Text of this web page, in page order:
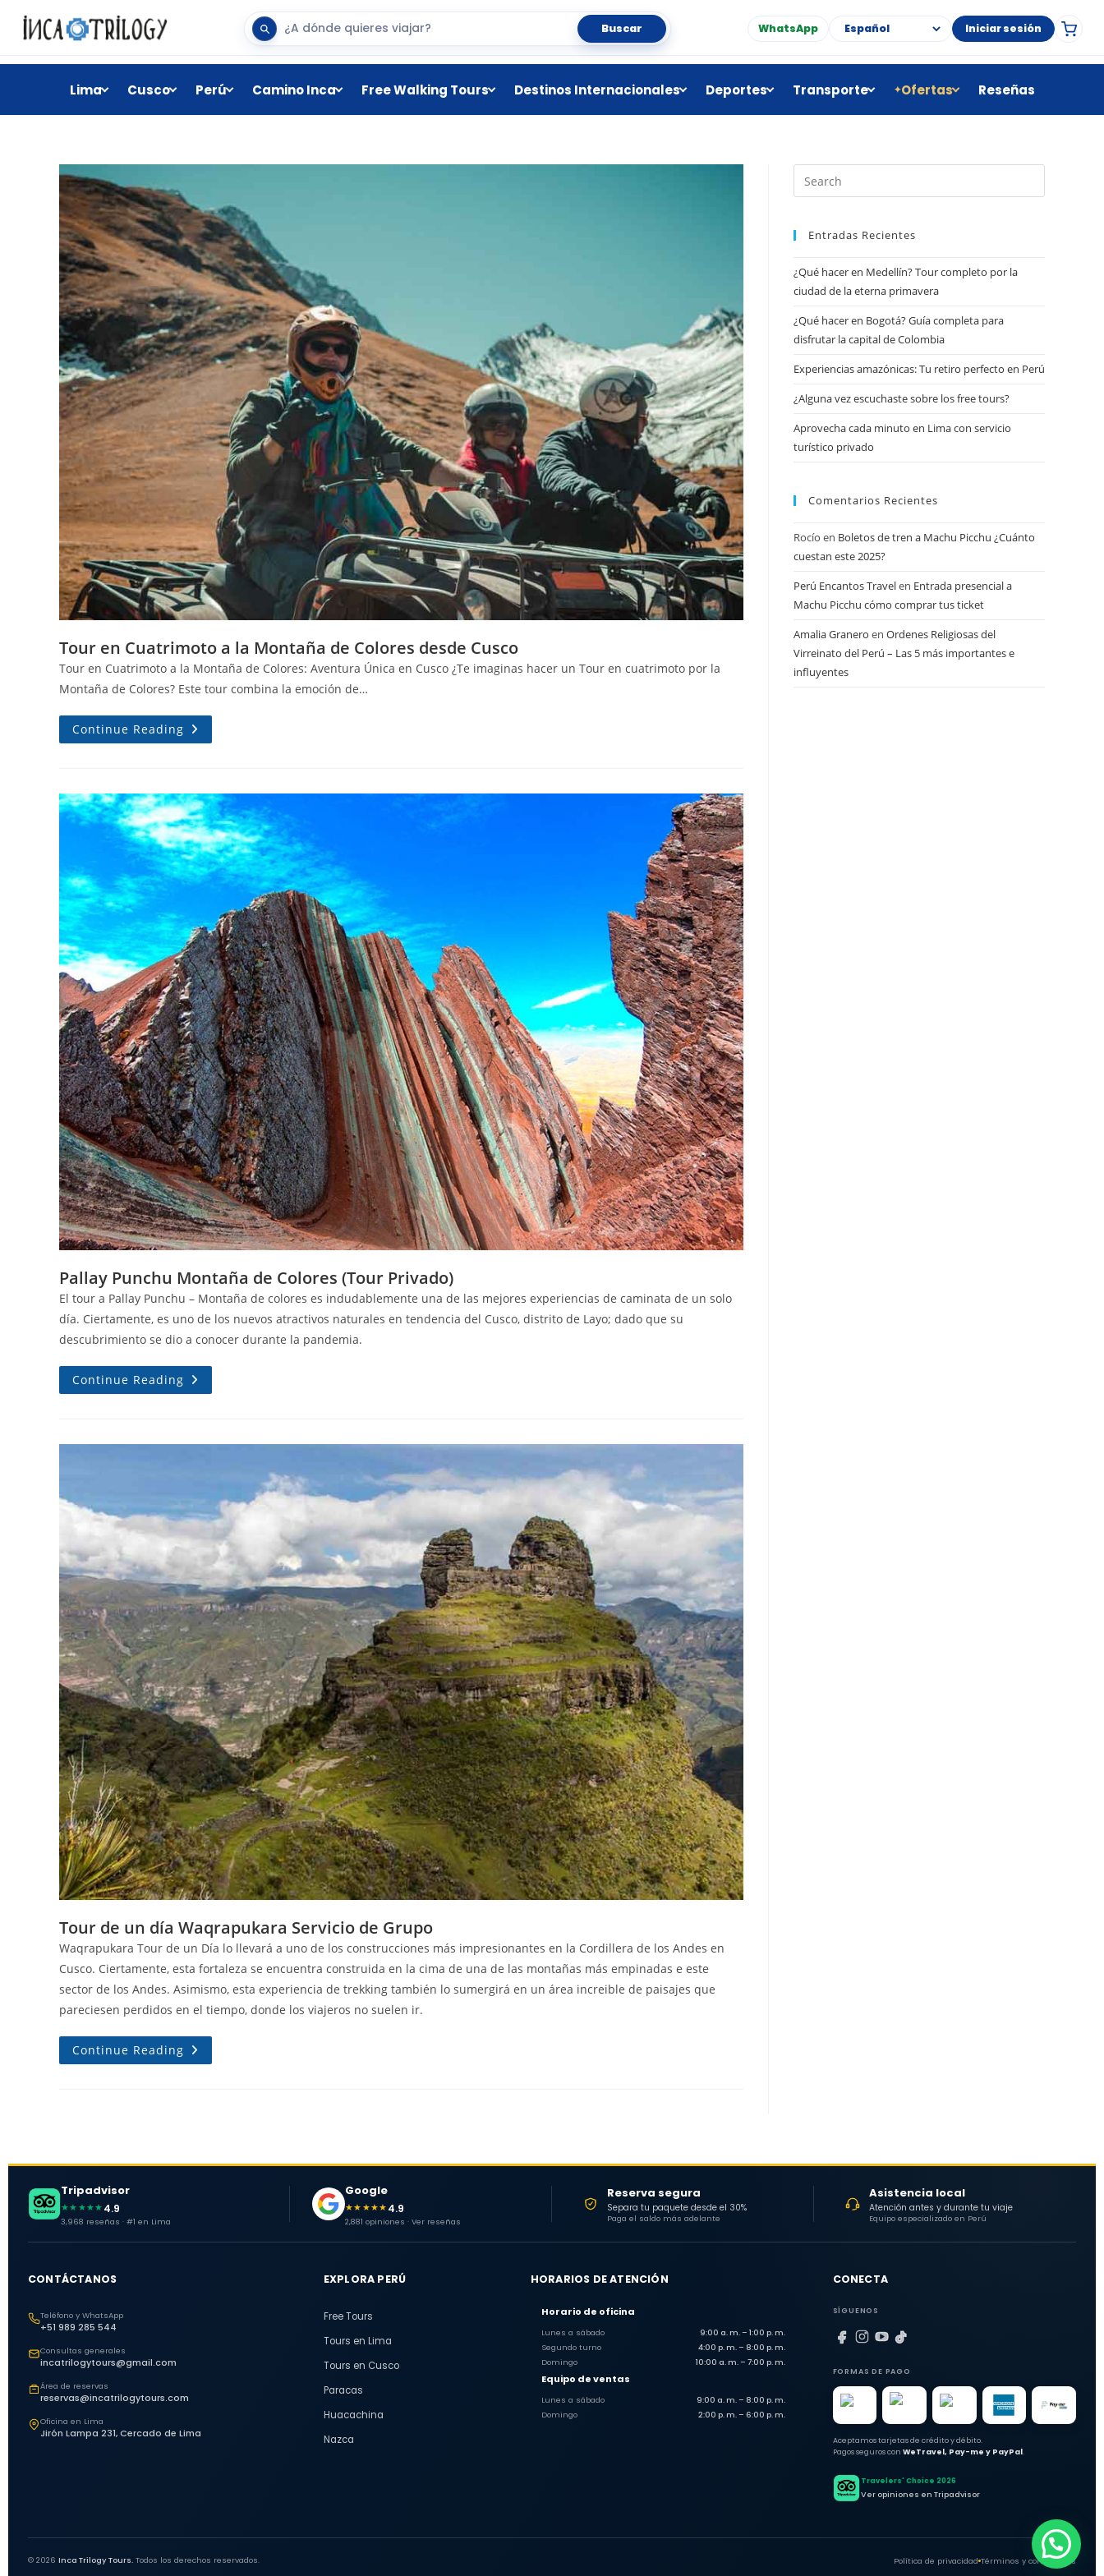
Buscar WhatsApp Iniciar sesión
Lima Cusco Perú Camino Inca Free Walking Tours Destinos Internacionales Deportes Transporte ✦Ofertas Reseñas
Tour en Cuatrimoto a la Montaña de Colores desde Cusco
Tour en Cuatrimoto a la Montaña de Colores: Aventura Única en Cusco ¿Te imaginas hacer un Tour en cuatrimoto por la
Montaña de Colores? Este tour combina la emoción de…
Continue Reading
Pallay Punchu Montaña de Colores (Tour Privado)
El tour a Pallay Punchu – Montaña de colores es indudablemente una de las mejores experiencias de caminata de un solo
día. Ciertamente, es uno de los nuevos atractivos naturales en tendencia del Cusco, distrito de Layo; dado que su
descubrimiento se dio a conocer durante la pandemia.
Continue Reading
Tour de un día Waqrapukara Servicio de Grupo
Waqrapukara Tour de un Día lo llevará a uno de los construcciones más impresionantes en la Cordillera de los Andes en
Cusco. Ciertamente, esta fortaleza se encuentra construida en la cima de una de las montañas más empinadas e este
sector de los Andes. Asimismo, esta experiencia de trekking también lo sumergirá en un área increible de paisajes que
pareciesen perdidos en el tiempo, donde los viajeros no suelen ir.
Continue Reading
Entradas Recientes
¿Qué hacer en Medellín? Tour completo por la
ciudad de la eterna primavera
¿Qué hacer en Bogotá? Guía completa para
disfrutar la capital de Colombia
Experiencias amazónicas: Tu retiro perfecto en Perú
¿Alguna vez escuchaste sobre los free tours?
Aprovecha cada minuto en Lima con servicio
turístico privado
Comentarios Recientes
Rocío en Boletos de tren a Machu Picchu ¿Cuánto
cuestan este 2025?
Perú Encantos Travelen Entrada presencial a
Machu Picchu cómo comprar tus ticket
Amalia Granero en Ordenes Religiosas del
Virreinato del Perú – Las 5 más importantes e
influyentes
Tripadvisor
★★★★★ 4.9
3,968 reseñas · #1 en Lima
Google
★★★★★ 4.9
2,881 opiniones · Ver reseñas
Reserva segura
Separa tu paquete desde el 30%
Paga el saldo más adelante
Asistencia local
Atención antes y durante tu viaje
Equipo especializado en Perú
CONTÁCTANOS
Teléfono y WhatsApp
+51 989 285 544
Consultas generales
incatrilogytours@gmail.com
Área de reservas
reservas@incatrilogytours.com
Oficina en Lima
Jirón Lampa 231, Cercado de Lima
EXPLORA PERÚ
Free Tours
Tours en Lima
Tours en Cusco
Paracas
Huacachina
Nazca
HORARIOS DE ATENCIÓN
Horario de oficina
Lunes a sábado
9:00 a. m. – 1:00 p. m.
Segundo turno
4:00 p. m. – 8:00 p. m.
Domingo
10:00 a. m. – 7:00 p. m.
Equipo de ventas
Lunes a sábado
9:00 a. m. – 8:00 p. m.
Domingo
2:00 p. m. – 6:00 p. m.
CONECTA
SÍGUENOS
FORMAS DE PAGO
Aceptamos tarjetas de crédito y débito.
Pagos seguros con WeTravel, Pay-me y PayPal.
Travelers' Choice 2026
Ver opiniones en Tripadvisor
© 2026 Inca Trilogy Tours. Todos los derechos reservados. Política de privacidad Términos y condiciones